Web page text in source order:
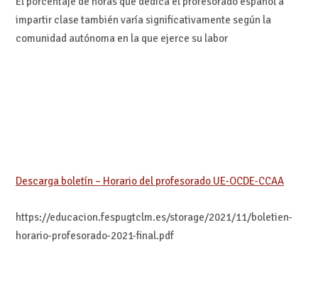
impartir clase también varía significativamente según la
comunidad autónoma en la que ejerce su labor
Descarga boletín – Horario del profesorado UE-OCDE-CCAA
https://educacion.fespugtclm.es/storage/2021/11/boletien-
horario-profesorado-2021-final.pdf